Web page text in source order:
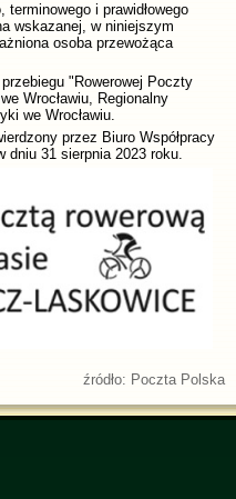
i prawidłowego
wskazanej, w niniejszym
osoba przewożąca
"Rowerowej Poczty
Wrocławiu, Regionalny
we Wrocławiu.
przez Biuro Współpracy
dniu 31 sierpnia 2023 roku.
źródło: Poczta Polska